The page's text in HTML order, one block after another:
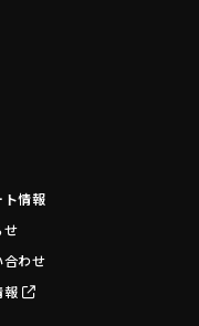
ト情報
せ
合わせ
報